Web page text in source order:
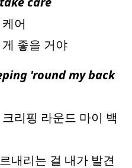
어
좋을 거야
'round my back
리핑 라운드 마이 백
내리는 걸 내가 발견